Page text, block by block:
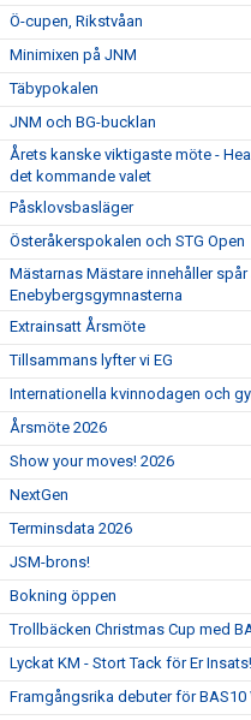
MEDICINSKT STÖD
Ö-cupen, Rikstvåan
Minimixen på JNM
Täbypokalen
JNM och BG-bucklan
Årets kanske viktigaste möte -
det kommande valet
Påsklovsbasläger
Österåkerspokalen och STG Open
Mästarnas Mästare innehåller spår
Enebybergsgymnasterna
Extrainsatt Årsmöte
Tillsammans lyfter vi EG
Internationella kvinnodagen och
Årsmöte 2026
Show your moves! 2026
NextGen
Terminsdata 2026
JSM-brons!
Bokning öppen
Trollbäcken Christmas Cup med
Lyckat KM - Stort Tack för Er Insats!
Framgångsrika debuter för BAS10